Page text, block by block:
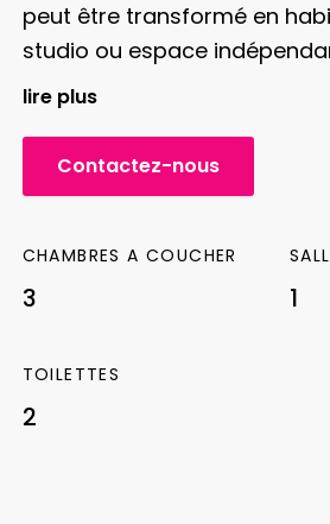
peut être transformé en
studio ou espace
besoins.
grande pièce de vie avec
le séjour, donnant accès à
salle d’eau. Une troisième
mansardée complète ce bien.
plus en centre-ville à
résidence principale,
lire plus
Contactez-nous
CHAMBRES A COUCHER
3 1
TOILETTES
2